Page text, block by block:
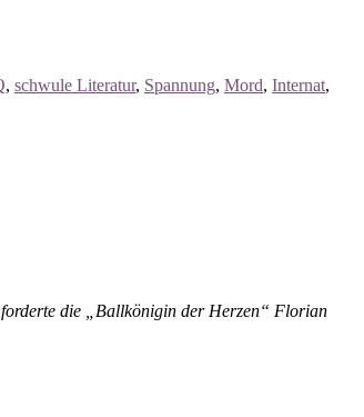
, schwule Literatur, Spannung, Mord, Internat,
die „Ballkönigin der Herzen“ Florian